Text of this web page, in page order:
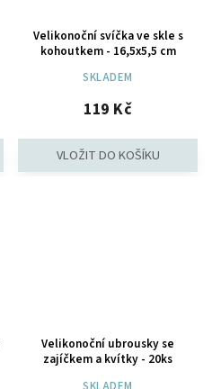
Velikonoční svíčka ve skle s
kohoutkem - 16,5x5,5 cm
SKLADEM
119 Kč
Velikonoční ubrousky se
zajíčkem a kvítky - 20ks